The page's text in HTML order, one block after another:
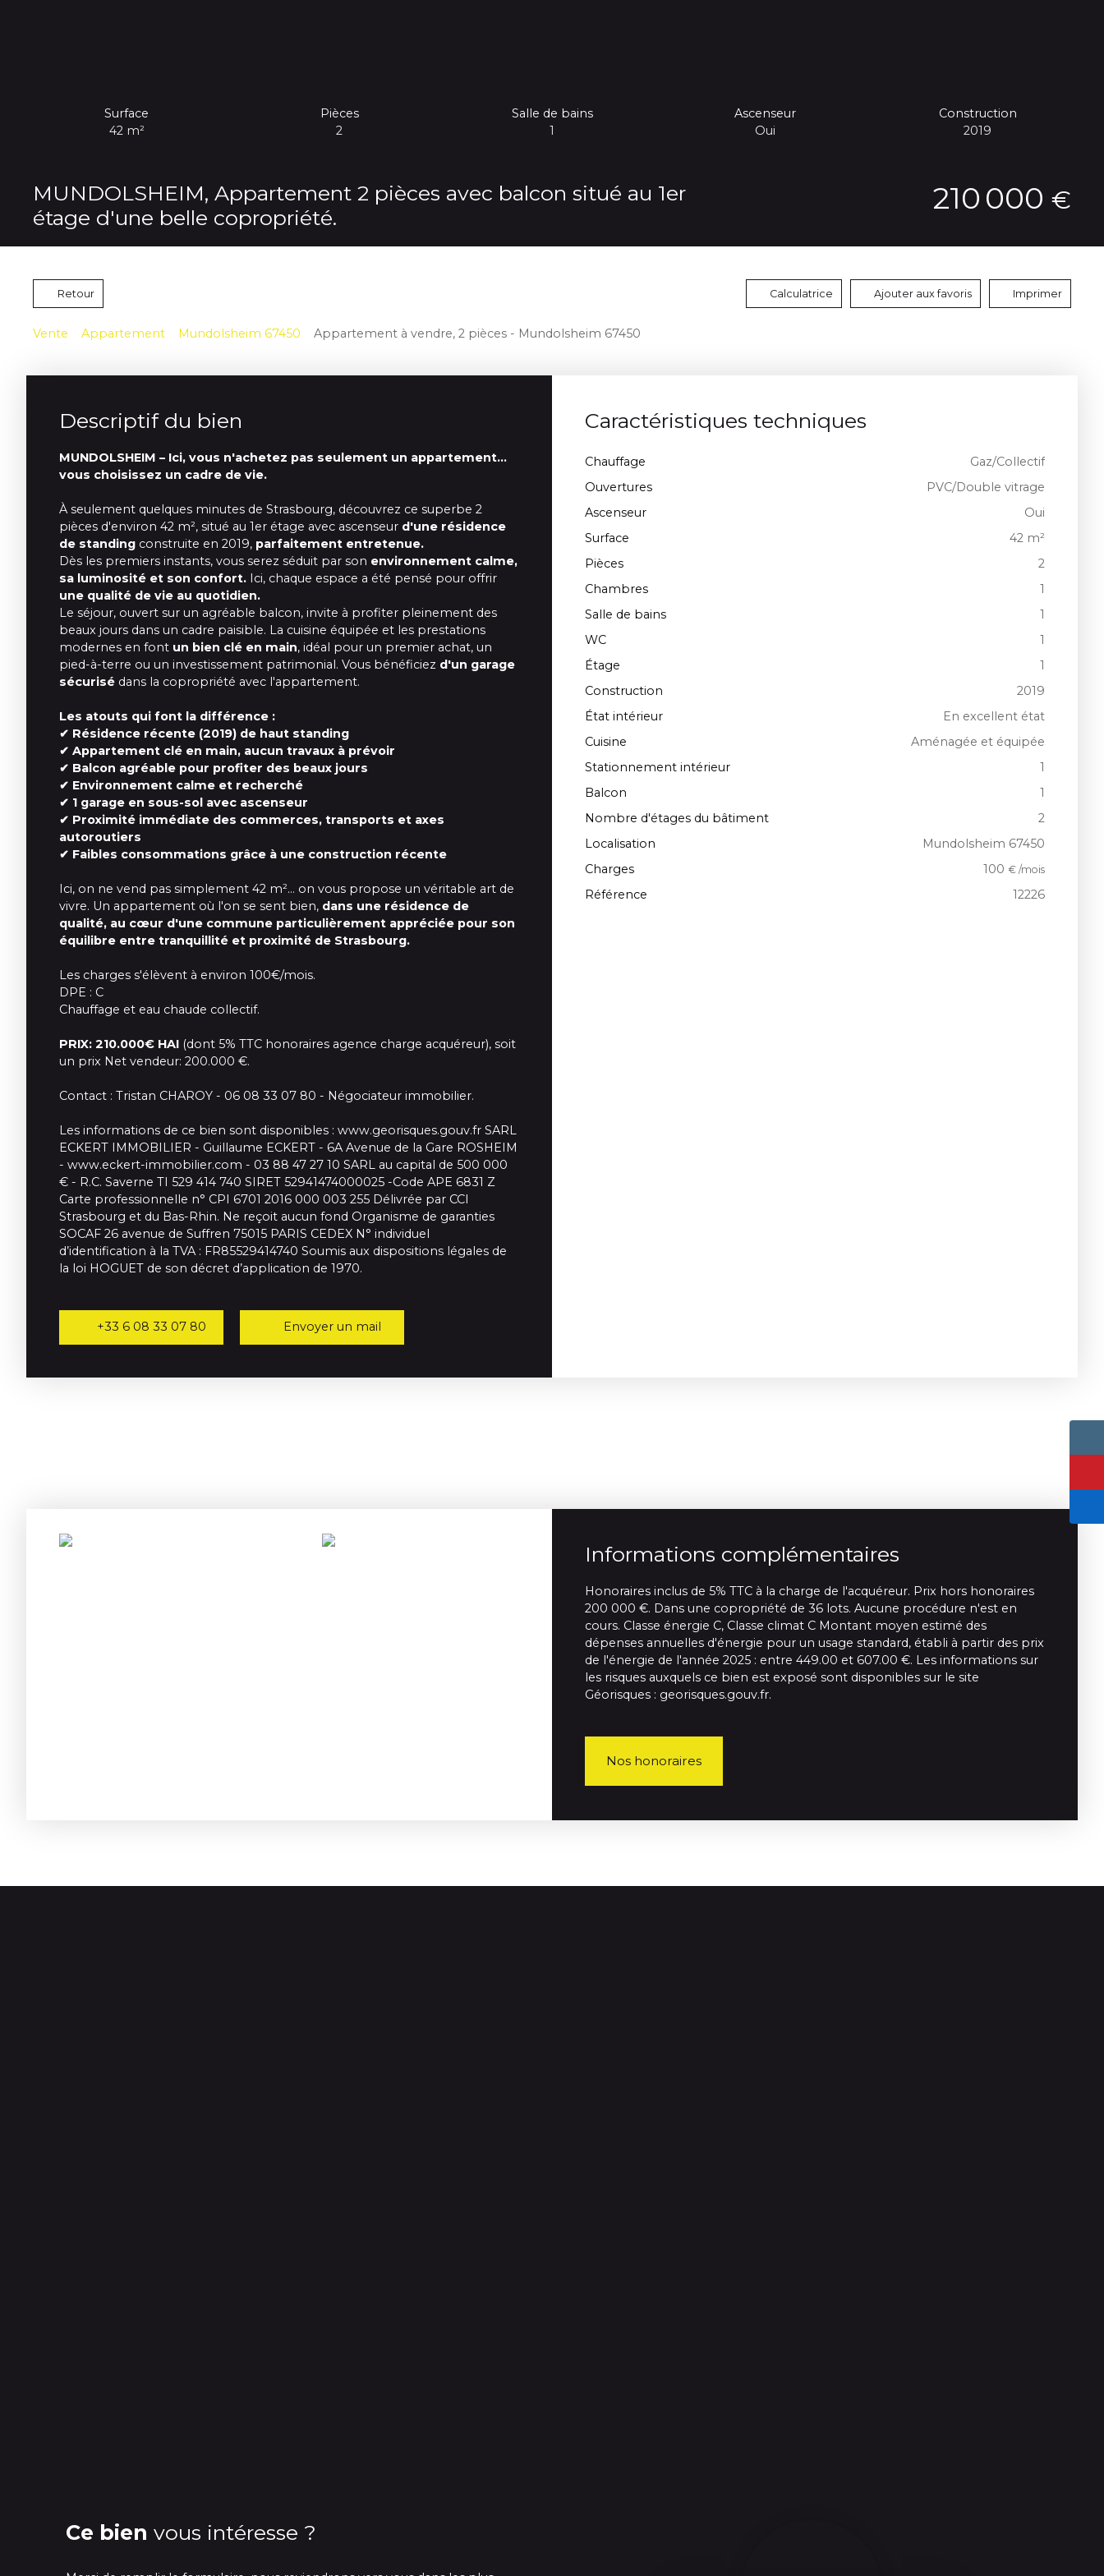
Surface
42 m²
Pièces
2
Salle de bains
1
Ascenseur
Oui
Construction
2019
MUNDOLSHEIM, Appartement 2 pièces avec balcon situé au 1er
étage d'une belle copropriété.
210 000 €
Retour Calculatrice Ajouter aux favoris Imprimer
Vente Appartement Mundolsheim 67450 Appartement à vendre, 2 pièces - Mundolsheim 67450
Descriptif du bien
MUNDOLSHEIM – Ici, vous n'achetez pas seulement un appartement…
vous choisissez un cadre de vie.
À seulement quelques minutes de Strasbourg, découvrez ce superbe 2
pièces d'environ 42 m², situé au 1er étage avec ascenseur d'une résidence
de standing construite en 2019, parfaitement entretenue.
Dès les premiers instants, vous serez séduit par son environnement calme,
sa luminosité et son confort. Ici, chaque espace a été pensé pour offrir
une qualité de vie au quotidien.
Le séjour, ouvert sur un agréable balcon, invite à profiter pleinement des
beaux jours dans un cadre paisible. La cuisine équipée et les prestations
modernes en font un bien clé en main, idéal pour un premier achat, un
pied-à-terre ou un investissement patrimonial. Vous bénéficiez d'un garage
sécurisé dans la copropriété avec l'appartement.
Les atouts qui font la différence :
✔ Résidence récente (2019) de haut standing
✔ Appartement clé en main, aucun travaux à prévoir
✔ Balcon agréable pour profiter des beaux jours
✔ Environnement calme et recherché
✔ 1 garage en sous-sol avec ascenseur
✔ Proximité immédiate des commerces, transports et axes
autoroutiers
✔ Faibles consommations grâce à une construction récente
Ici, on ne vend pas simplement 42 m²… on vous propose un véritable art de
vivre. Un appartement où l'on se sent bien, dans une résidence de
qualité, au cœur d'une commune particulièrement appréciée pour son
équilibre entre tranquillité et proximité de Strasbourg.
Les charges s'élèvent à environ 100€/mois.
DPE : C
Chauffage et eau chaude collectif.
PRIX: 210.000€ HAI (dont 5% TTC honoraires agence charge acquéreur), soit
un prix Net vendeur: 200.000 €.
Contact : Tristan CHAROY - 06 08 33 07 80 - Négociateur immobilier.
Les informations de ce bien sont disponibles : www.georisques.gouv.fr SARL
ECKERT IMMOBILIER - Guillaume ECKERT - 6A Avenue de la Gare ROSHEIM
- www.eckert-immobilier.com - 03 88 47 27 10 SARL au capital de 500 000
€ - R.C. Saverne TI 529 414 740 SIRET 52941474000025 -Code APE 6831 Z
Carte professionnelle n° CPI 6701 2016 000 003 255 Délivrée par CCI
Strasbourg et du Bas-Rhin. Ne reçoit aucun fond Organisme de garanties
SOCAF 26 avenue de Suffren 75015 PARIS CEDEX N° individuel
d’identification à la TVA : FR85529414740 Soumis aux dispositions légales de
la loi HOGUET de son décret d’application de 1970.
+33 6 08 33 07 80 Envoyer un mail
Caractéristiques techniques
Chauffage
Gaz/Collectif
Ouvertures
PVC/Double vitrage
Ascenseur
Oui
Surface
42 m²
Pièces
2
Chambres
1
Salle de bains
1
WC
1
Étage
1
Construction
2019
État intérieur
En excellent état
Cuisine
Aménagée et équipée
Stationnement intérieur
1
Balcon
1
Nombre d'étages du bâtiment
2
Localisation
Mundolsheim 67450
Charges
100 € /mois
Référence 12226
Informations complémentaires
Honoraires inclus de 5% TTC à la charge de l'acquéreur. Prix hors honoraires
200 000 €. Dans une copropriété de 36 lots. Aucune procédure n'est en
cours. Classe énergie C, Classe climat C Montant moyen estimé des
dépenses annuelles d'énergie pour un usage standard, établi à partir des prix
de l'énergie de l'année 2025 : entre 449.00 et 607.00 €. Les informations sur
les risques auxquels ce bien est exposé sont disponibles sur le site
Géorisques : georisques.gouv.fr.
Nos honoraires
Ce bien vous intéresse ?